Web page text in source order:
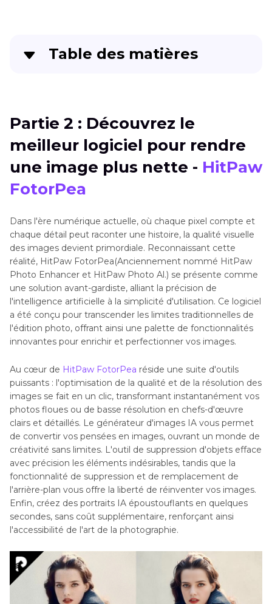
Table des matières
Partie 2: Découvrez le meilleur logiciel pour
rendre une image plus nette - HitPaw
FotorPea
Conclusion
Partie 2 : Découvrez le
meilleur logiciel pour rendre
une image plus nette - HitPaw
FotorPea
Dans l'ère numérique actuelle, où chaque pixel compte et
chaque détail peut raconter une histoire, la qualité visuelle
des images devient primordiale. Reconnaissant cette
réalité, HitPaw FotorPea(Anciennement nommé HitPaw
Photo Enhancer et HitPaw Photo Al.) se présente comme
une solution avant-gardiste, alliant la précision de
l'intelligence artificielle à la simplicité d'utilisation. Ce logiciel
a été conçu pour transcender les limites traditionnelles de
l'édition photo, offrant ainsi une palette de fonctionnalités
innovantes pour enrichir et perfectionner vos images.
Au cœur de HitPaw FotorPea réside une suite d'outils
puissants : l'optimisation de la qualité et de la résolution des
images se fait en un clic, transformant instantanément vos
photos floues ou de basse résolution en chefs-d'œuvre
clairs et détaillés. Le générateur d'images IA vous permet
de convertir vos pensées en images, ouvrant un monde de
créativité sans limites. L'outil de suppression d'objets efface
avec précision les éléments indésirables, tandis que la
fonctionnalité de suppression et de remplacement de
l'arrière-plan vous offre la liberté de réinventer vos images.
Enfin, créez des portraits IA époustouflants en quelques
secondes, sans coût supplémentaire, renforçant ainsi
l'accessibilité de l'art de la photographie.